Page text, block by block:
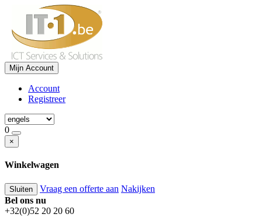
Mijn Account
Account
Registreer
0
×
Winkelwagen
Sluiten Vraag een offerte aan Nakijken
Bel ons nu
+32(0)52 20 20 60